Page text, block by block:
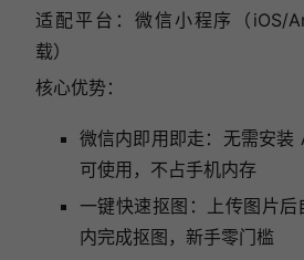
适配平台：微信小程序（iOS/
载）
核心优势：
微信内即用即走：无需安装
可使用，不占手机内存
一键快速抠图：上传图片
内完成抠图，新手零门槛